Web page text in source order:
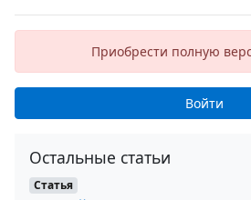
Приобрести полную
Войти
Остальные статьи
Статья